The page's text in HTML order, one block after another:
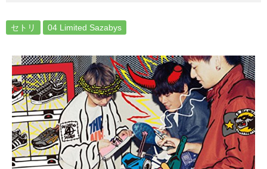
セトリ 04 Limited Sazabys